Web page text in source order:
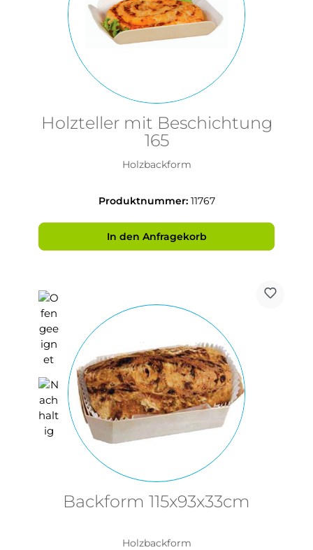
Holzteller mit Beschichtung
165
Holzbackform
Produktnummer: 11767
In den Anfragekorb
Backform 115x93x33cm
Holzbackform